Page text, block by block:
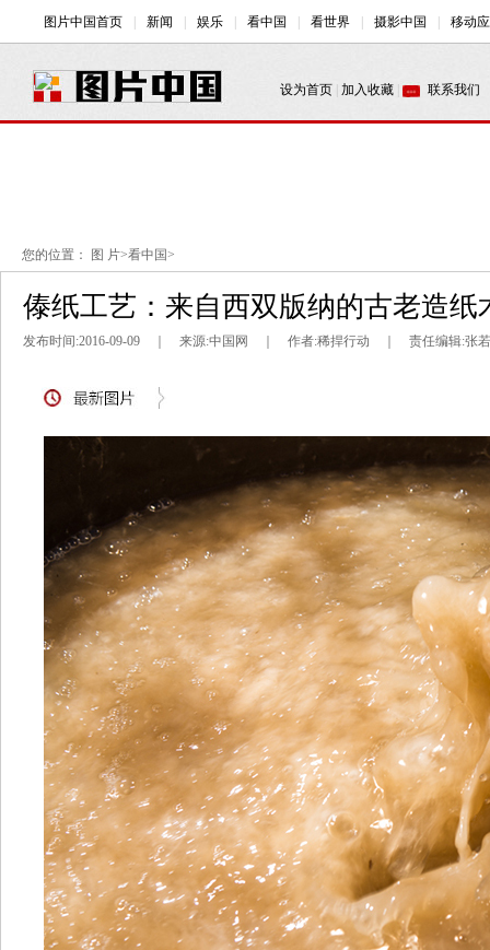
您的位置： 图 片>看中国>
傣纸工艺：来自西双版纳的古老造纸
发布时间:2016-09-09 ｜ 来源:中国网 ｜ 作者:稀捍行动 ｜ 责任编辑:张